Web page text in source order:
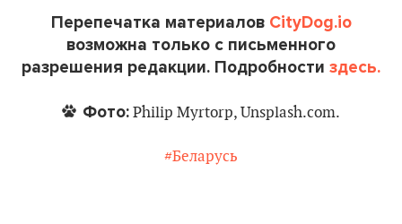
Перепечатка материалов CityDog.io
возможна только с письменного
разрешения редакции. Подробности здесь.
Фото: Philip Myrtorp, Unsplash.com.
#Беларусь